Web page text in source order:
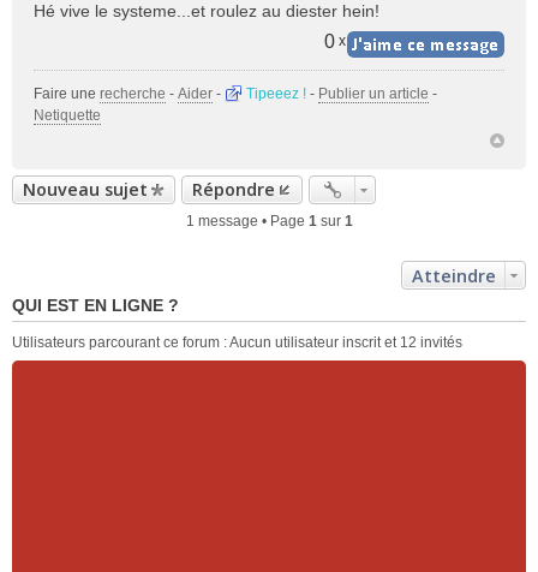
Hé vive le systeme...et roulez au diester hein!
0 x
Faire une recherche - Aider - Tipeeez ! - Publier un article -
Netiquette
Nouveau sujet Répondre
1 message • Page 1sur 1
Atteindre
QUI EST EN LIGNE ?
Utilisateurs parcourant ce forum : Aucun utilisateur inscrit et 12 invités